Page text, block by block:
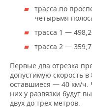
трасса по
четырьмя
трасса 1 —
трасса 2 —
Первые два отрезка
допустимую скорость
оставшиеся — 40 км/ч.
них у развязки будут
двух до трех метров.